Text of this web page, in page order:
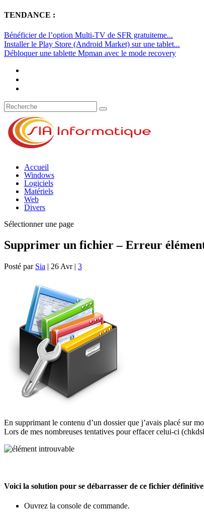
TENDANCE :
Bénéficier de l’option Multi-TV de SFR gratuiteme...
Installer le Play Store (Android Market) sur une tablet...
Débloquer une tablette Mpman avec le mode recovery
Accueil
Windows
Logiciels
Matériels
Web
Divers
Sélectionner une page
Supprimer un fichier – Erreur
Posté par Sia | 26 Avr| 3
En supprimant le contenu d’un dossier que j’avais placé sur
Lors de mes nombreuses tentatives pour effacer celui-ci
Voici la solution pour se débarrasser de ce fichier
Ouvrez la console de commande.